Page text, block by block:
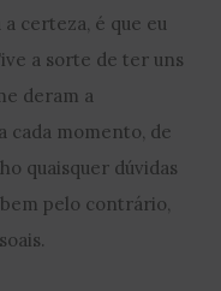
a certeza, é que eu
a sorte de ter uns
deram a
cada momento, de
quaisquer dúvidas
pelo contrário,